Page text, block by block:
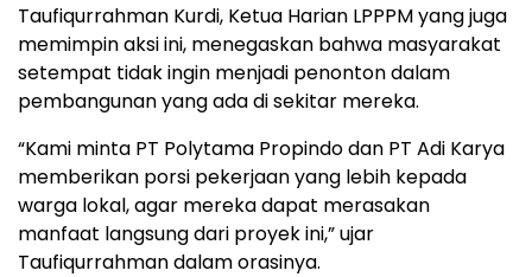
Taufiqurrahman Kurdi, Ketua Harian LPPPM yang juga
memimpin aksi ini, menegaskan bahwa masyarakat
setempat tidak ingin menjadi penonton dalam
pembangunan yang ada di sekitar mereka.
“Kami minta PT Polytama Propindo dan PT Adi Karya
memberikan porsi pekerjaan yang lebih kepada
warga lokal, agar mereka dapat merasakan
manfaat langsung dari proyek ini,” ujar
Taufiqurrahman dalam orasinya.